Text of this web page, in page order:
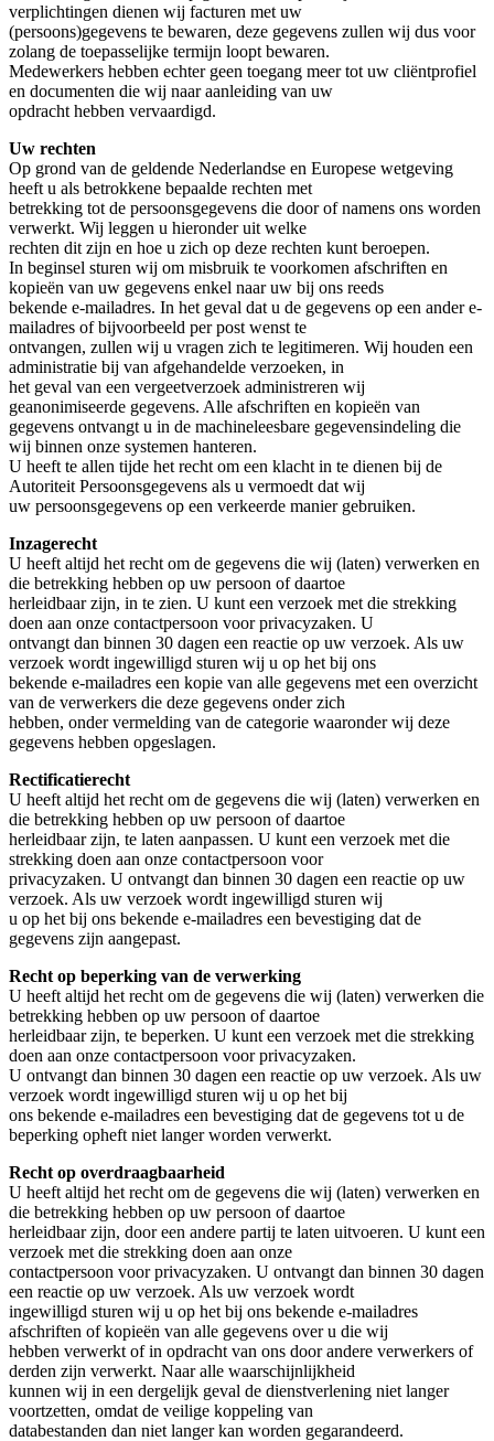
verplichtingen dienen wij facturen met uw
(persoons)gegevens te bewaren, deze gegevens zullen wij dus voor
zolang de toepasselijke termijn loopt bewaren.
Medewerkers hebben echter geen toegang meer tot uw cliëntprofiel
en documenten die wij naar aanleiding van uw
opdracht hebben vervaardigd.
Uw rechten
Op grond van de geldende Nederlandse en Europese wetgeving
heeft u als betrokkene bepaalde rechten met
betrekking tot de persoonsgegevens die door of namens ons worden
verwerkt. Wij leggen u hieronder uit welke
rechten dit zijn en hoe u zich op deze rechten kunt beroepen.
In beginsel sturen wij om misbruik te voorkomen afschriften en
kopieën van uw gegevens enkel naar uw bij ons reeds
bekende e-mailadres. In het geval dat u de gegevens op een ander e-
mailadres of bijvoorbeeld per post wenst te
ontvangen, zullen wij u vragen zich te legitimeren. Wij houden een
administratie bij van afgehandelde verzoeken, in
het geval van een vergeetverzoek administreren wij
geanonimiseerde gegevens. Alle afschriften en kopieën van
gegevens ontvangt u in de machineleesbare gegevensindeling die
wij binnen onze systemen hanteren.
U heeft te allen tijde het recht om een klacht in te dienen bij de
Autoriteit Persoonsgegevens als u vermoedt dat wij
uw persoonsgegevens op een verkeerde manier gebruiken.
Inzagerecht
U heeft altijd het recht om de gegevens die wij (laten) verwerken en
die betrekking hebben op uw persoon of daartoe
herleidbaar zijn, in te zien. U kunt een verzoek met die strekking
doen aan onze contactpersoon voor privacyzaken. U
ontvangt dan binnen 30 dagen een reactie op uw verzoek. Als uw
verzoek wordt ingewilligd sturen wij u op het bij ons
bekende e-mailadres een kopie van alle gegevens met een overzicht
van de verwerkers die deze gegevens onder zich
hebben, onder vermelding van de categorie waaronder wij deze
gegevens hebben opgeslagen.
Rectificatierecht
U heeft altijd het recht om de gegevens die wij (laten) verwerken en
die betrekking hebben op uw persoon of daartoe
herleidbaar zijn, te laten aanpassen. U kunt een verzoek met die
strekking doen aan onze contactpersoon voor
privacyzaken. U ontvangt dan binnen 30 dagen een reactie op uw
verzoek. Als uw verzoek wordt ingewilligd sturen wij
u op het bij ons bekende e-mailadres een bevestiging dat de
gegevens zijn aangepast.
Recht op beperking van de verwerking
U heeft altijd het recht om de gegevens die wij (laten) verwerken die
betrekking hebben op uw persoon of daartoe
herleidbaar zijn, te beperken. U kunt een verzoek met die strekking
doen aan onze contactpersoon voor privacyzaken.
U ontvangt dan binnen 30 dagen een reactie op uw verzoek. Als uw
verzoek wordt ingewilligd sturen wij u op het bij
ons bekende e-mailadres een bevestiging dat de gegevens tot u de
beperking opheft niet langer worden verwerkt.
Recht op overdraagbaarheid
U heeft altijd het recht om de gegevens die wij (laten) verwerken en
die betrekking hebben op uw persoon of daartoe
herleidbaar zijn, door een andere partij te laten uitvoeren. U kunt een
verzoek met die strekking doen aan onze
contactpersoon voor privacyzaken. U ontvangt dan binnen 30 dagen
een reactie op uw verzoek. Als uw verzoek wordt
ingewilligd sturen wij u op het bij ons bekende e-mailadres
afschriften of kopieën van alle gegevens over u die wij
hebben verwerkt of in opdracht van ons door andere verwerkers of
derden zijn verwerkt. Naar alle waarschijnlijkheid
kunnen wij in een dergelijk geval de dienstverlening niet langer
voortzetten, omdat de veilige koppeling van
databestanden dan niet langer kan worden gegarandeerd.